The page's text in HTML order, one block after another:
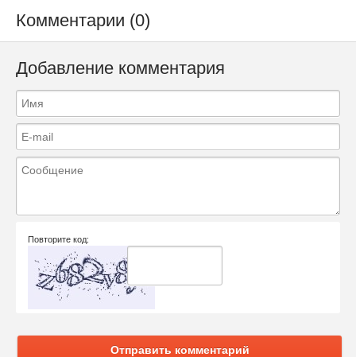
Комментарии (0)
Добавление комментария
Повторите код:
Отправить комментарий